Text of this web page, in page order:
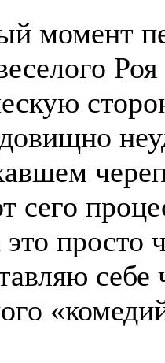
момент
сего
это
себе